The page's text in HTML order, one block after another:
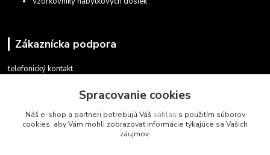
Zákaznícka podpora
telefonický kontakt
v pracovných dňoch 08.30 - 16.00
obchod@marketsk.sk
Spracovanie cookies
Náš e-shop a partneri potrebujú Váš súhlas s použitím súborov
cookies, aby Vám mohli zobrazovať informácie týkajúce sa Vašich
záujmov.